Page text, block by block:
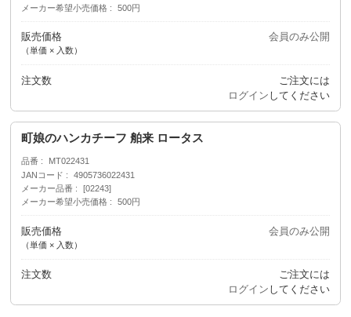
メーカー希望小売価格
500円
販売価格
（単価 × 入数）
会員のみ公開
注文数
ご注文には
ログイン してください
町娘のハンカチーフ 舶来 ロータス
品番
MT022431
JANコード
4905736022431
メーカー品番
[02243]
メーカー希望小売価格
500円
販売価格
（単価 × 入数）
会員のみ公開
注文数
ご注文には
ログイン してください